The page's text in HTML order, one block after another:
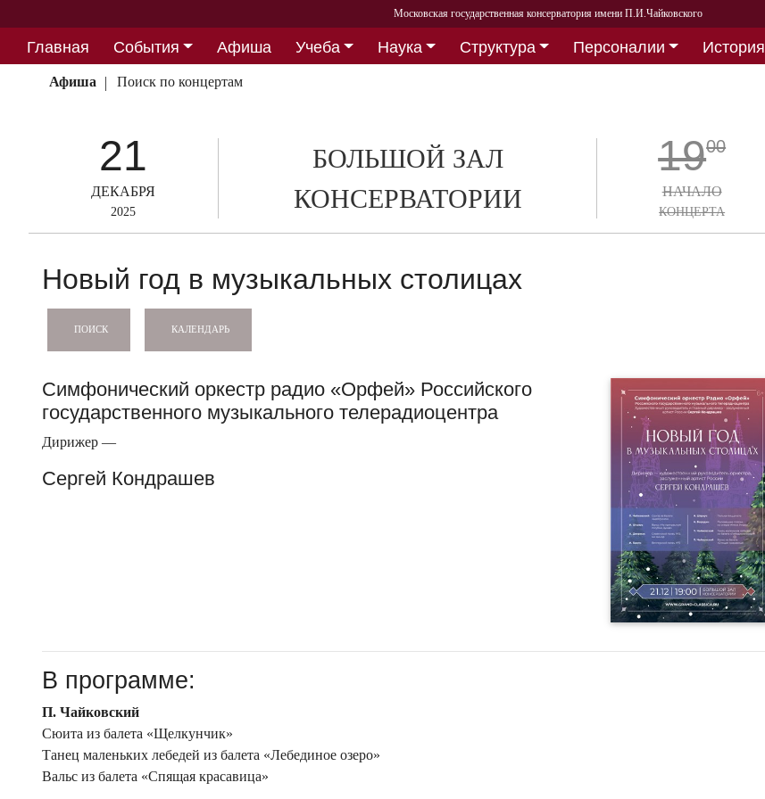
Московская государственная консерватория имени П.И.Чайковского
Главная События Афиша Учеба Наука Структура Персоналии
История
Партнерство
Афиша Поиск по концертам
21
ДЕКАБРЯ
2025
БОЛЬШОЙ ЗАЛ
КОНСЕРВАТОРИИ
1900
НАЧАЛО
КОНЦЕРТА
Новый год в музыкальных столицах
ПОИСК КАЛЕНДАРЬ
Симфонический оркестр радио «Орфей» Российского
государственного музыкального телерадиоцентра
Дирижер —
Сергей Кондрашев
В программе:
П. Чайковский
Сюита из балета «Щелкунчик»
Танец маленьких лебедей из балета «Лебединое озеро»
Вальс из балета «Спящая красавица»